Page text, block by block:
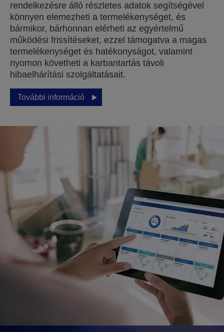
rendelkezésre álló részletes adatok segítségével
könnyen elemezheti a termelékenységet, és
bármikor, bárhonnan elérheti az egyértelmű
működési frissítéseket, ezzel támogatva a magas
termelékenységet és hatékonyságot, valamint
nyomon követheti a karbantartás távoli
hibaelhárítási szolgáltatásait.
További információ